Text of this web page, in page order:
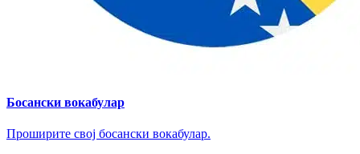
Босански вокабулар
Проширите свој босански вокабулар.